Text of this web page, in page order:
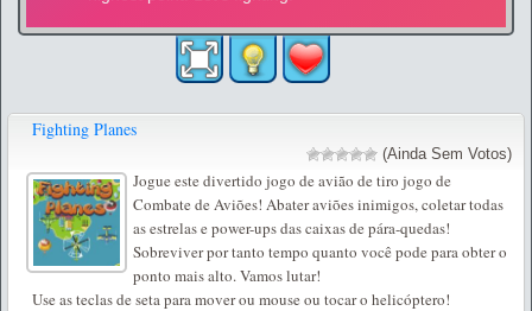
Fighting Planes
(Ainda Sem Votos)
Jogue este divertido jogo de avião de tiro jogo de
Combate de Aviões! Abater aviões inimigos, coletar todas
as estrelas e power-ups das caixas de pára-quedas!
Sobreviver por tanto tempo quanto você pode para obter o
ponto mais alto. Vamos lutar!
Use as teclas de seta para mover ou mouse ou tocar o helicóptero!